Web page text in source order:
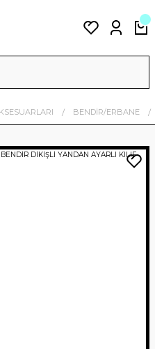
BENDİR/ERBANE